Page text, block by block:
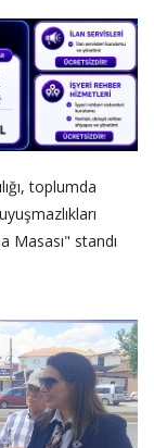
toplumda
Masası" standı